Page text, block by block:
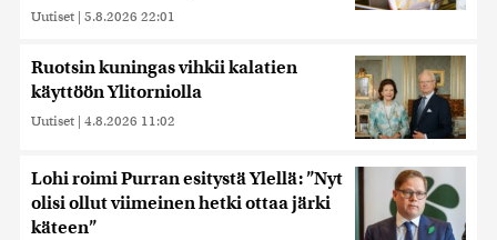
Uutiset | 5.8.2026 22:01
Ruotsin kuningas vihkii kalatien
käyttöön Ylitorniolla
Uutiset | 4.8.2026 11:02
Lohi roimi Purran esitystä Ylellä: ”Nyt
olisi ollut viimeinen hetki ottaa järki
käteen”